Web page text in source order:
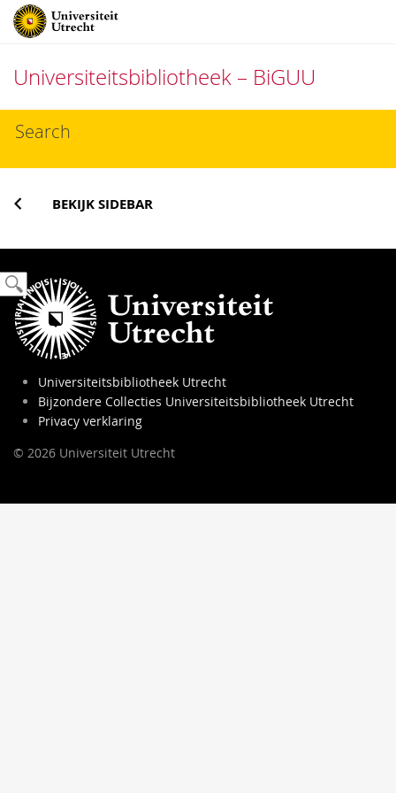
Universiteitsbibliotheek – BiGUU
naarSearch
BEKIJK SIDEBAR
Universiteitsbibliotheek Utrecht
Bijzondere Collecties Universiteitsbibliotheek Utrecht
Privacy verklaring
© 2026 Universiteit Utrecht